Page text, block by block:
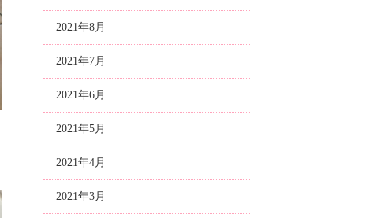
2021年8月
2021年7月
2021年6月
2021年5月
2021年4月
2021年3月